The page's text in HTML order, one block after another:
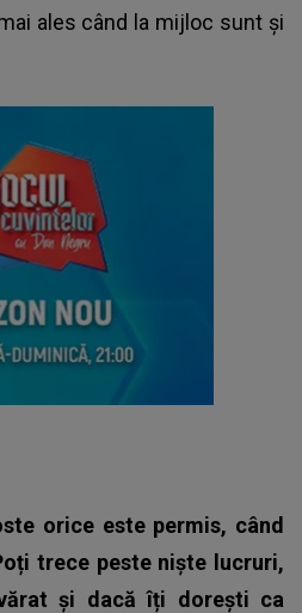
ales când la mijloc sunt și
orice este permis, când
trece peste niște lucruri,
și dacă îți dorești ca